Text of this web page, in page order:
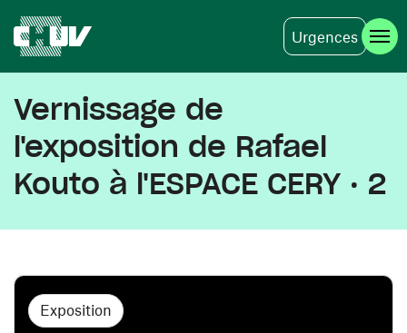
Urgences
Vernissage de
l'exposition de Rafael
Kouto à l'ESPACE CERY · 2
Exposition